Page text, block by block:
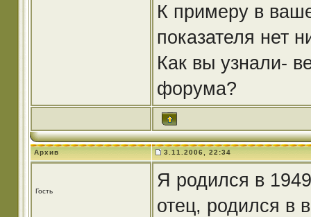
К примеру в
показателя нет
Как вы узнали-
форума?
Архив 3.11.2006, 22:34
Гость
Я родился в
отец, родился в